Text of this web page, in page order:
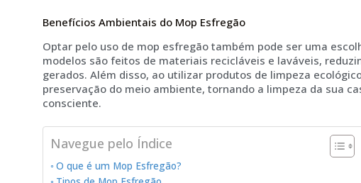
Benefícios Ambientais do Mop Esfregão
Optar pelo uso de mop esfregão também pode ser uma
modelos são feitos de materiais recicláveis e laváveis,
gerados. Além disso, ao utilizar produtos de limpeza
preservação do meio ambiente, tornando a limpeza da sua
consciente.
Navegue pelo Índice
O que é um Mop Esfregão?